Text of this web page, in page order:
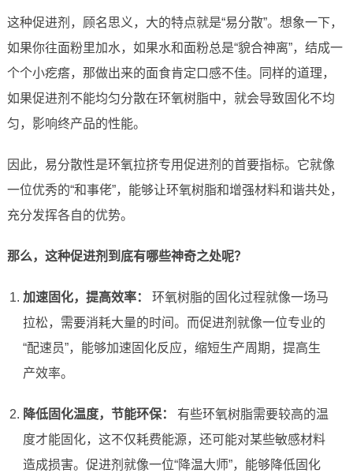
这种促进剂，顾名思义，大的特点就是“易分散”。想象一下，
如果你往面粉里加水，如果水和面粉总是“貌合神离”，结成一
个个小疙瘩，那做出来的面食肯定口感不佳。同样的道理，
如果促进剂不能均匀分散在环氧树脂中，就会导致固化不均
匀，影响终产品的性能。
因此，易分散性是环氧拉挤专用促进剂的首要指标。它就像
一位优秀的“和事佬”，能够让环氧树脂和增强材料和谐共处，
充分发挥各自的优势。
那么，这种促进剂到底有哪些神奇之处呢？
加速固化，提高效率：
环氧树脂的固化过程就像一场马
拉松，需要消耗大量的时间。而促进剂就像一位专业的
“配速员”，能够加速固化反应，缩短生产周期，提高生
产效率。
降低固化温度，节能环保：
有些环氧树脂需要较高的温
度才能固化，这不仅耗费能源，还可能对某些敏感材料
造成损害。促进剂就像一位“降温大师”，能够降低固化